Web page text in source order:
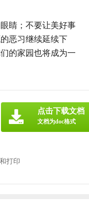
睛；不要让美好事
恶习继续延续下
的家园也将成为一
打印
点击下载文档
文档为doc格式